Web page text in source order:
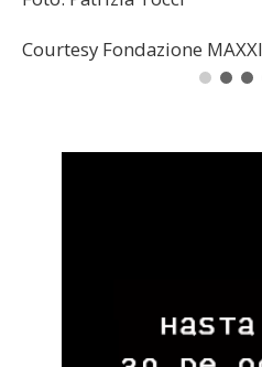
Courtesy Fondazione MAXXI